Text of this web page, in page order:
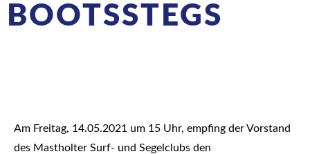
BOOTSSTEGS
Am Freitag, 14.05.2021 um 15 Uhr, empfing der Vorstand
des Mastholter Surf- und Segelclubs den